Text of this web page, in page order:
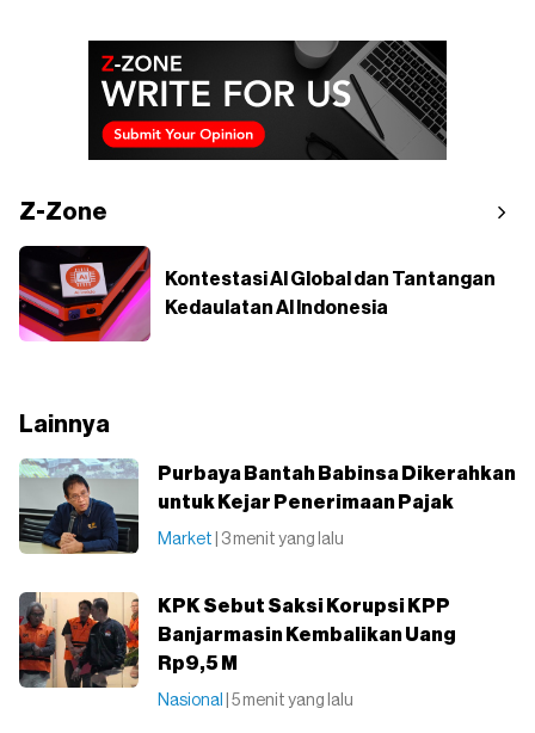
Z-Zone
Kontestasi AI Global dan Tantangan
Kedaulatan AI Indonesia
Lainnya
Purbaya Bantah Babinsa Dikerahkan
untuk Kejar Penerimaan Pajak
Market | 3 menit yang lalu
KPK Sebut Saksi Korupsi KPP
Banjarmasin Kembalikan Uang
Rp9,5 M
Nasional | 5 menit yang lalu